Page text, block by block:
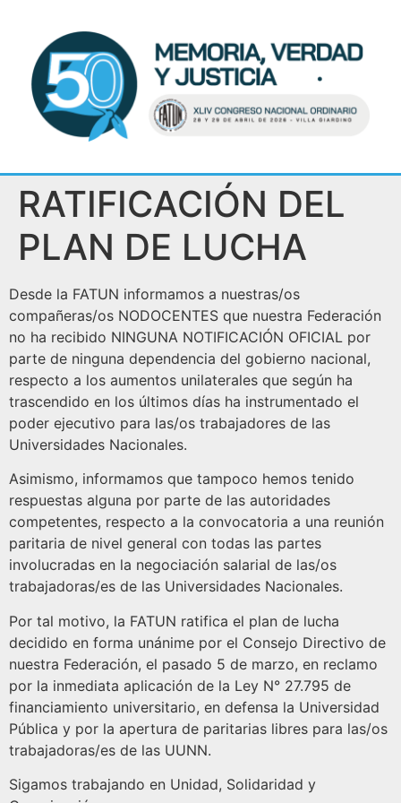
RATIFICACIÓN DEL
PLAN DE LUCHA
Desde la FATUN informamos a nuestras/os
compañeras/os NODOCENTES que nuestra Federación
no ha recibido NINGUNA NOTIFICACIÓN OFICIAL por
parte de ninguna dependencia del gobierno nacional,
respecto a los aumentos unilaterales que según ha
trascendido en los últimos días ha instrumentado el
poder ejecutivo para las/os trabajadores de las
Universidades Nacionales.
Asimismo, informamos que tampoco hemos tenido
respuestas alguna por parte de las autoridades
competentes, respecto a la convocatoria a una reunión
paritaria de nivel general con todas las partes
involucradas en la negociación salarial de las/os
trabajadoras/es de las Universidades Nacionales.
Por tal motivo, la FATUN ratifica el plan de lucha
decidido en forma unánime por el Consejo Directivo de
nuestra Federación, el pasado 5 de marzo, en reclamo
por la inmediata aplicación de la Ley N° 27.795 de
financiamiento universitario, en defensa la Universidad
Pública y por la apertura de paritarias libres para las/os
trabajadoras/es de las UUNN.
Sigamos trabajando en Unidad, Solidaridad y